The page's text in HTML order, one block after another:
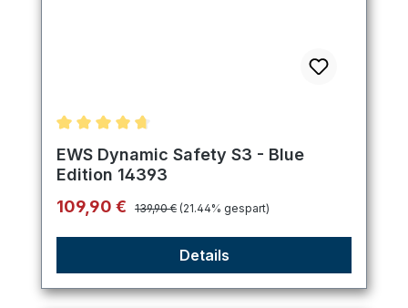
Durchschnittliche Bewertung von 4.8 von 5
EWS Dynamic Safety S3 - Blue
Edition 14393
Verkaufspreis:
109,90 € Regulärer Preis:
139,90 € (21.44% gespart)
Details